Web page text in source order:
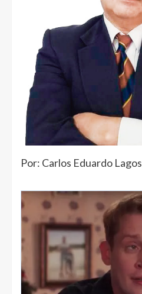
Por: Carlos Eduardo Lagos